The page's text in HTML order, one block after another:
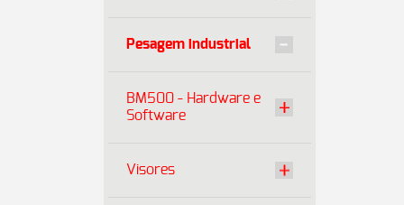
Pesagem industrial
BM500 - Hardware e
Software
Visores